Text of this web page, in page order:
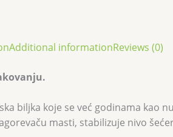
Additional informationReviews (0)
biljka koje se već godinama kao
masti, stabilizuje nivo